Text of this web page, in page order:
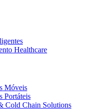
Healthcare
Móveis
Portáteis
Cold Chain Solutions